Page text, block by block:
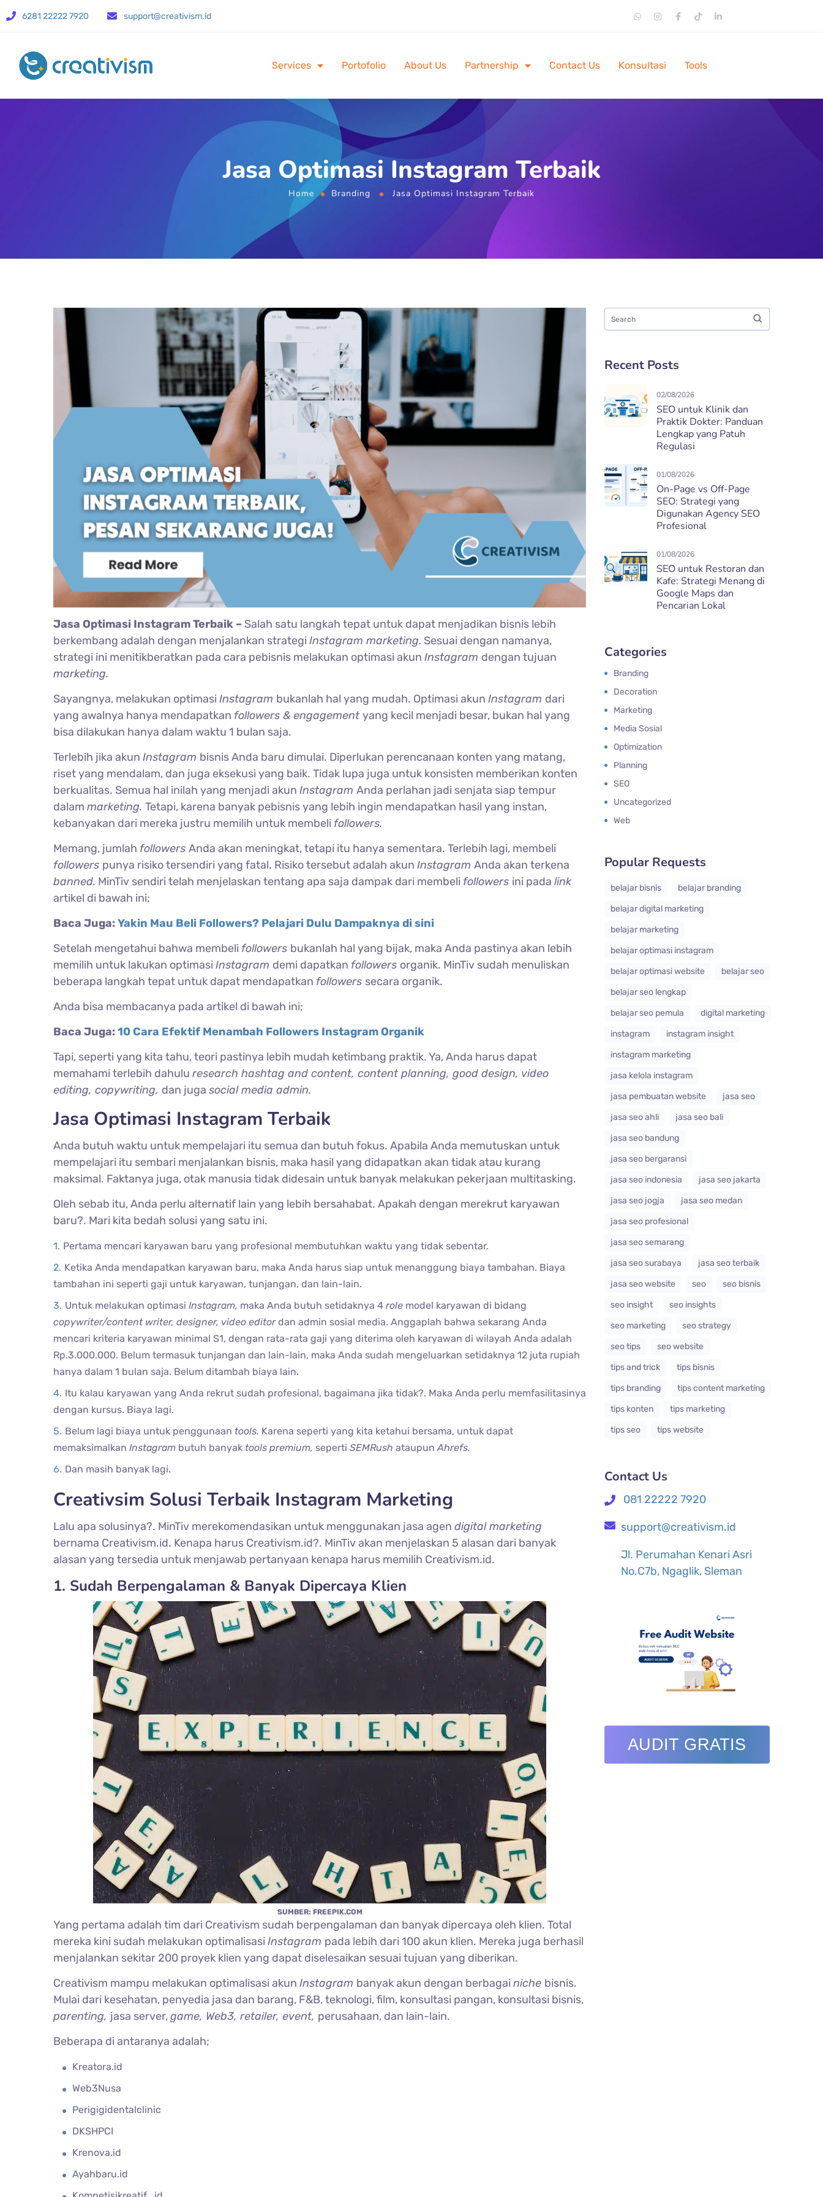
6281 22222 7920 support@creativism.id
Services Portofolio About Us Partnership Contact Us Konsultasi Tools
Jasa Optimasi Instagram Terbaik
Home Branding Jasa Optimasi Instagram Terbaik
Jasa Optimasi Instagram Terbaik – Salah satu langkah tepat untuk dapat menjadikan bisnis lebih
berkembang adalah dengan menjalankan strategi Instagram marketing. Sesuai dengan namanya,
strategi ini menitikberatkan pada cara pebisnis melakukan optimasi akun Instagram dengan tujuan
marketing.
Sayangnya, melakukan optimasi Instagram bukanlah hal yang mudah. Optimasi akun Instagram dari
yang awalnya hanya mendapatkan followers & engagement yang kecil menjadi besar, bukan hal yang
bisa dilakukan hanya dalam waktu 1 bulan saja.
Terlebih jika akun Instagram bisnis Anda baru dimulai. Diperlukan perencanaan konten yang matang,
riset yang mendalam, dan juga eksekusi yang baik. Tidak lupa juga untuk konsisten memberikan konten
berkualitas. Semua hal inilah yang menjadi akun Instagram Anda perlahan jadi senjata siap tempur
dalam marketing. Tetapi, karena banyak pebisnis yang lebih ingin mendapatkan hasil yang instan,
kebanyakan dari mereka justru memilih untuk membeli followers.
Memang, jumlah followers Anda akan meningkat, tetapi itu hanya sementara. Terlebih lagi, membeli
followers punya risiko tersendiri yang fatal. Risiko tersebut adalah akun Instagram Anda akan terkena
banned. MinTiv sendiri telah menjelaskan tentang apa saja dampak dari membeli followers ini pada link
artikel di bawah ini;
Baca Juga:Yakin Mau Beli Followers? Pelajari Dulu Dampaknya di sini
Setelah mengetahui bahwa membeli followers bukanlah hal yang bijak, maka Anda pastinya akan lebih
memilih untuk lakukan optimasi Instagram demi dapatkan followers organik. MinTiv sudah menuliskan
beberapa langkah tepat untuk dapat mendapatkan followers secara organik.
Anda bisa membacanya pada artikel di bawah ini;
Baca Juga:10 Cara Efektif Menambah Followers Instagram Organik
Tapi, seperti yang kita tahu, teori pastinya lebih mudah ketimbang praktik. Ya, Anda harus dapat
memahami terlebih dahulu research hashtag and content, content planning, good design, video
editing, copywriting, dan juga social media admin.
Jasa Optimasi Instagram Terbaik
Anda butuh waktu untuk mempelajari itu semua dan butuh fokus. Apabila Anda memutuskan untuk
mempelajari itu sembari menjalankan bisnis, maka hasil yang didapatkan akan tidak atau kurang
maksimal. Faktanya juga, otak manusia tidak didesain untuk banyak melakukan pekerjaan multitasking.
Oleh sebab itu, Anda perlu alternatif lain yang lebih bersahabat. Apakah dengan merekrut karyawan
baru?. Mari kita bedah solusi yang satu ini.
Pertama mencari karyawan baru yang profesional membutuhkan waktu yang tidak sebentar.
Ketika Anda mendapatkan karyawan baru, maka Anda harus siap untuk menanggung biaya tambahan. Biaya
tambahan ini seperti gaji untuk karyawan, tunjangan, dan lain-lain.
Untuk melakukan optimasi Instagram, maka Anda butuh setidaknya 4 rolemodel karyawan di bidang
copywriter/content writer, designer, video editordan admin sosial media. Anggaplah bahwa sekarang Anda
mencari kriteria karyawan minimal S1, dengan rata-rata gaji yang diterima oleh karyawan di wilayah Anda adalah
Rp.3.000.000. Belum termasuk tunjangan dan lain-lain, maka Anda sudah mengeluarkan setidaknya 12 juta rupiah
hanya dalam 1 bulan saja. Belum ditambah biaya lain.
Itu kalau karyawan yang Anda rekrut sudah profesional, bagaimana jika tidak?. Maka Anda perlu memfasilitasinya
dengan kursus. Biaya lagi.
Belum lagi biaya untuk penggunaan tools. Karena seperti yang kita ketahui bersama, untuk dapat
memaksimalkan Instagram butuh banyak tools premium, seperti SEMRush ataupunAhrefs.
Dan masih banyak lagi.
Creativsim Solusi Terbaik Instagram Marketing
Lalu apa solusinya?. MinTiv merekomendasikan untuk menggunakan jasa agen digital marketing
bernama Creativism.id. Kenapa harus Creativism.id?. MinTiv akan menjelaskan 5 alasan dari banyak
alasan yang tersedia untuk menjawab pertanyaan kenapa harus memilih Creativism.id.
1. Sudah Berpengalaman & Banyak Dipercaya Klien
SUMBER: FREEPIK.COM
Yang pertama adalah tim dari Creativism sudah berpengalaman dan banyak dipercaya oleh klien. Total
mereka kini sudah melakukan optimalisasi Instagram pada lebih dari 100 akun klien. Mereka juga berhasil
menjalankan sekitar 200 proyek klien yang dapat diselesaikan sesuai tujuan yang diberikan.
Creativism mampu melakukan optimalisasi akun Instagram banyak akun dengan berbagai niche bisnis.
Mulai dari kesehatan, penyedia jasa dan barang, F&B, teknologi, film, konsultasi pangan, konsultasi bisnis,
parenting, jasa server,game, Web3, retailer, event, perusahaan, dan lain-lain.
Beberapa di antaranya adalah;
Kreatora.id
Web3Nusa
Perigigidentalclinic
DKSHPCI
Krenova.id
Ayahbaru.id
Recent Posts
02/08/2026
SEO untuk Klinik dan
Praktik Dokter: Panduan
Lengkap yang Patuh
Regulasi
01/08/2026
On-Page vs Off-Page
SEO: Strategi yang
Digunakan Agency SEO
Profesional
01/08/2026
SEO untuk Restoran dan
Kafe: Strategi Menang di
Google Maps dan
Pencarian Lokal
Categories
Branding
Decoration
Marketing
Media Sosial
Optimization
Planning
SEO
Uncategorized
Web
Popular Requests
belajar bisnis
belajar branding
belajar digital marketing
belajar marketing
belajar optimasi instagram
belajar optimasi website
belajar seo
belajar seo lengkap
belajar seo pemula
digital marketing
instagram
instagram insight
instagram marketing
jasa kelola instagram
jasa pembuatan website
jasa seo
jasa seo ahli
jasa seo bali
jasa seo bandung
jasa seo bergaransi
jasa seo indonesia
jasa seo jakarta
jasa seo jogja
jasa seo medan
jasa seo profesional
jasa seo semarang
jasa seo surabaya
jasa seo terbaik
jasa seo website
seo
seo bisnis
seo insight
seo insights
seo marketing
seo strategy
seo tips
seo website
tips and trick
tips bisnis
tips branding
tips content marketing
tips konten
tips marketing
tips seo
tips website
Contact Us
081 22222 7920
support@creativism.id
Jl. Perumahan Kenari Asri
No.C7b, Ngaglik, Sleman
AUDIT GRATIS